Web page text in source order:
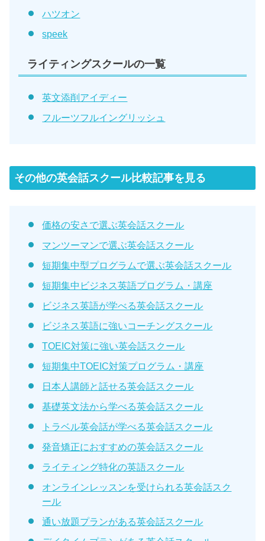
ハツオン
speek
ライティングスクールの一覧
英文添削アイディー
フルーツフルイングリッシュ
その他の英会話スクール比較記事を見る
価格の安さで選ぶ英会話スクール
マンツーマンで選ぶ英会話スクール
短期集中型プログラムで選ぶ英会話スクール
短期集中ビジネス英語プログラム・講座
ビジネス英語が学べる英会話スクール
ビジネス英語に強いコーチングスクール
TOEIC対策に強い英会話スクール
短期集中TOEIC対策プログラム・講座
日本人講師と話せる英会話スクール
基礎英文法から学べる英会話スクール
トラベル英会話が学べる英会話スクール
発音矯正におすすめの英会話スクール
ライティング特化の英語スクール
オンラインレッスンを受けられる英会話スク
ール
通い放題プランがある英会話スクール